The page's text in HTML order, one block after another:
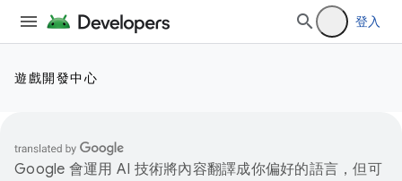
登入
遊戲開發中心
Google 會運用 AI 技術將內容翻譯成你偏好的語言，但可